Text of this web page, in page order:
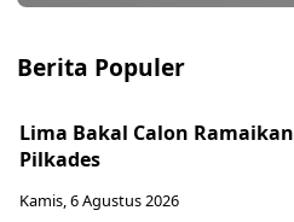
Berita Populer
Lima Bakal Calon Ramaikan
Pilkades
Kamis, 6 Agustus 2026